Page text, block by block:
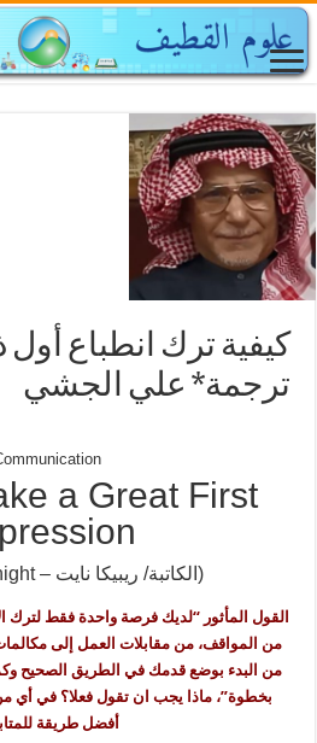
كيفية ترك انطباع
ترجمة* علي الجشي
a Great First
(الكاتبة/ ريبيكا نايت – Rebecca Knight)
القول المأثور “لديك فرصة واحدة فقط لترك
من المواقف، من مقابلات العمل إلى
من البدء بوضع قدمك في الطريق الصحيح
بخطوة”، ماذا يجب ان تقول فعلا؟ في أي
أفضل طريقة